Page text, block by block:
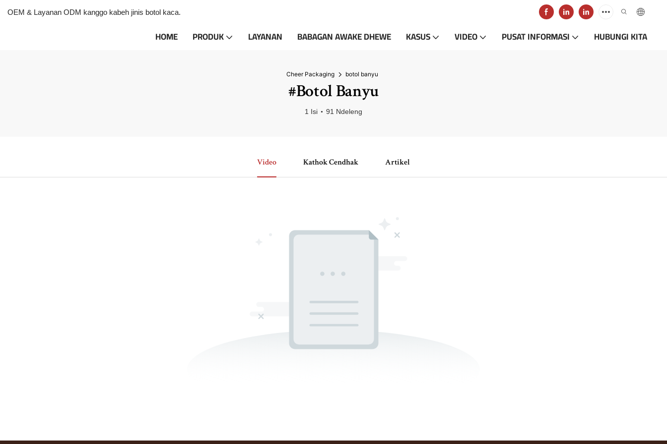
OEM & Layanan ODM kanggo kabeh jinis botol kaca.
HOME PRODUK LAYANAN BABAGAN AWAKE DHEWE KASUS VIDEO PUSAT INFORMASI HUBUNGI KITA
Cheer Packaging botol banyu
#botol Banyu
1 Isi 91 Ndeleng
Video Kathok Cendhak Artikel